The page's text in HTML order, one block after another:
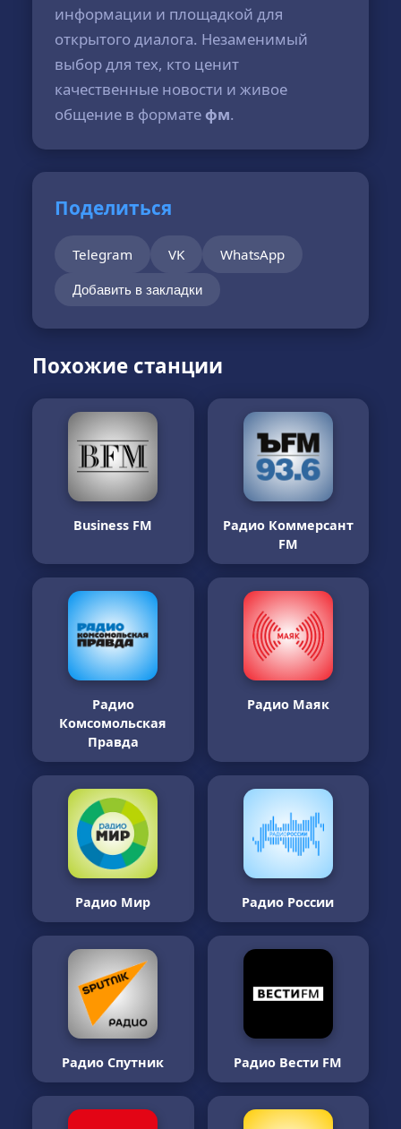
информации и площадкой для
открытого диалога. Незаменимый
выбор для тех, кто ценит
качественные новости и живое
общение в формате фм.
Поделиться
Telegram VK WhatsApp
Добавить в закладки
Похожие станции
Business FM
Радио Коммерсант
FM
Радио
Комсомольская
Правда
Радио Маяк
Радио Мир Радио России
Радио Спутник Радио Вести FM